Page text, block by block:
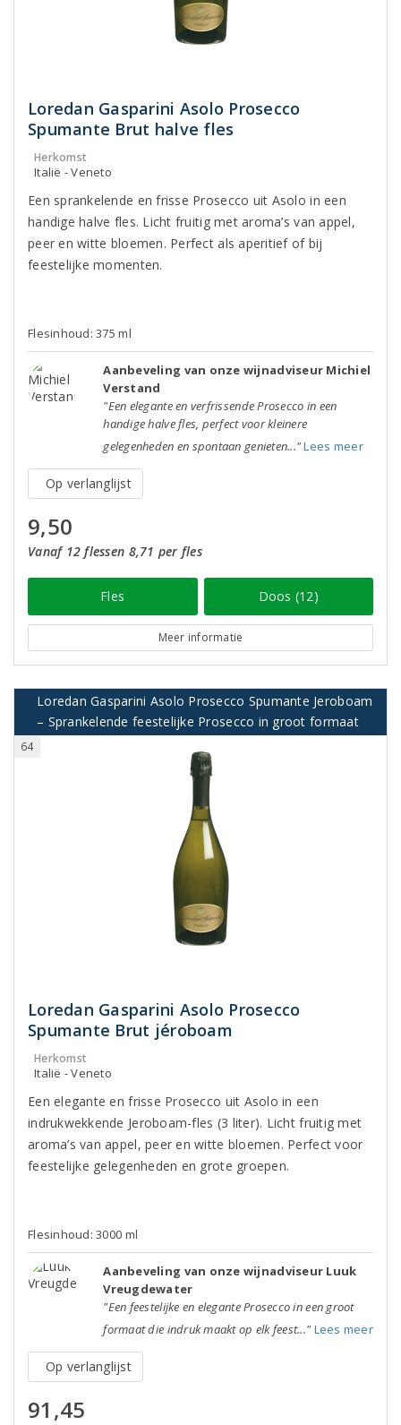
Loredan Gasparini Asolo Prosecco
Spumante Brut halve fles
Herkomst
Italië - Veneto
Een sprankelende en frisse Prosecco uit Asolo in een
handige halve fles. Licht fruitig met aroma’s van appel,
peer en witte bloemen. Perfect als aperitief of bij
feestelijke momenten.
Flesinhoud: 375 ml
Aanbeveling van onze wijnadviseur Michiel
Verstand
"Een elegante en verfrissende Prosecco in een
handige halve fles, perfect voor kleinere
gelegenheden en spontaan genieten..."Lees meer
Op verlanglijst
9,50
Vanaf 12 flessen 8,71 per fles
Fles Doos (12)
Meer informatie
Loredan Gasparini Asolo Prosecco Spumante Jeroboam
– Sprankelende feestelijke Prosecco in groot formaat
64
Loredan Gasparini Asolo Prosecco
Spumante Brut jéroboam
Herkomst
Italië - Veneto
Een elegante en frisse Prosecco uit Asolo in een
indrukwekkende Jeroboam-fles (3 liter). Licht fruitig met
aroma’s van appel, peer en witte bloemen. Perfect voor
feestelijke gelegenheden en grote groepen.
Flesinhoud: 3000 ml
Aanbeveling van onze wijnadviseur Luuk
Vreugdewater
"Een feestelijke en elegante Prosecco in een groot
formaat die indruk maakt op elk feest..." Lees meer
Op verlanglijst
91,45